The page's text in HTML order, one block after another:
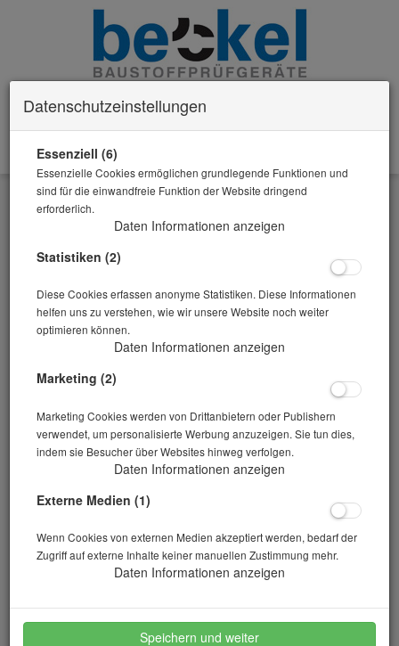
Zurück
Alle Artikel zeigen aus: Temperatur-Messung
Thermometer Max-Min
Datenschutzeinstellungen
Essenziell (6)
Essenzielle Cookies ermöglichen grundlegende Funktionen und
sind für die einwandfreie Funktion der Website dringend
erforderlich.
Daten Informationen anzeigen
Statistiken (2)
Diese Cookies erfassen anonyme Statistiken. Diese Informationen
helfen uns zu verstehen, wie wir unsere Website noch weiter
optimieren können.
Daten Informationen anzeigen
Marketing (2)
Marketing Cookies werden von Drittanbietern oder Publishern
verwendet, um personalisierte Werbung anzuzeigen. Sie tun dies,
indem sie Besucher über Websites hinweg verfolgen.
Daten Informationen anzeigen
Externe Medien (1)
Wenn Cookies von externen Medien akzeptiert werden, bedarf der
Zugriff auf externe Inhalte keiner manuellen Zustimmung mehr.
Daten Informationen anzeigen
Speichern und weiter